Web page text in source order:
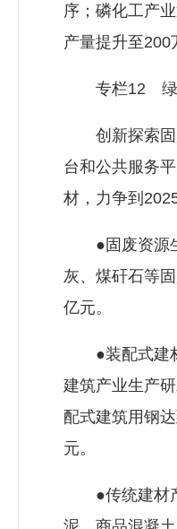
序；磷化工产
产量提升至200
专栏12 绿色
创新探索固废
台和公共服务
材，力争到
●固废资源生
灰、煤矸石等
亿元。
●装配式建材
建筑产业生产
配式建筑用钢
元。
●传统建材产